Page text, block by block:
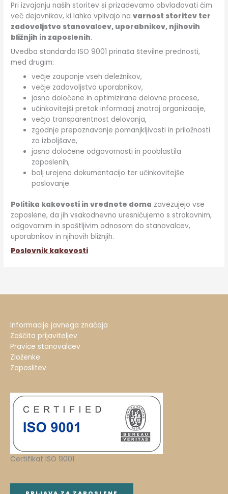
Pri izvajanju naših storitev si prizadevamo obvladovati čim
več dejavnikov, ki lahko vplivajo navarnost storitev ter
zadovoljstvo stanovalcev, uporabnikov, njihovih
bližnjih in zaposlenih.
Uvedba standarda ISO 9001 prinaša številne prednosti,
med drugim:
večje zaupanje vseh deležnikov,
večje zadovoljstvo uporabnikov,
jasno določene in optimizirane delovne procese,
učinkovitejši pretok informacij znotraj organizacije,
večjo transparentnost delovanja,
zgodnje prepoznavanje pomanjkljivosti in priložnosti
za izboljšave,
jasno določene odgovornosti in pooblastila
zaposlenih,
bolj urejeno dokumentacijo ter učinkovitejše
poslovanje.
Politika kakovosti in vrednote doma zavezujejo vse
zaposlene, da jih vsakodnevno uresničujemo s strokovnim,
odgovornim in spoštljivim odnosom do stanovalcev,
uporabnikov in njihovih bližnjih.
Poslovnik kakovosti
Informacije javnega značaja
Zaščita prijaviteljev
Pravice stanovalcev
Zloženke
Zaposlitev
Certifikat ISO 9001